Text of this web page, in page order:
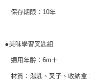
保存期限：10年
●美味學習叉匙組
適用年齡：6m＋
材質：湯匙、叉子、收納盒